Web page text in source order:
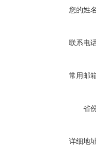
您的姓
联系电
常用邮
省
详细地